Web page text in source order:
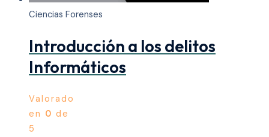
Ciencias Forenses
Introducción a los delitos
Informáticos
Valorado
en 0 de
5